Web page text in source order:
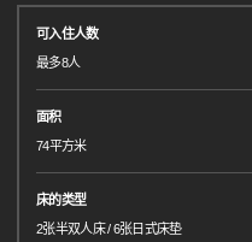
可入住人数
最多8人
面积
74平方米
床的类型
2张半双人床 / 6张日式床垫